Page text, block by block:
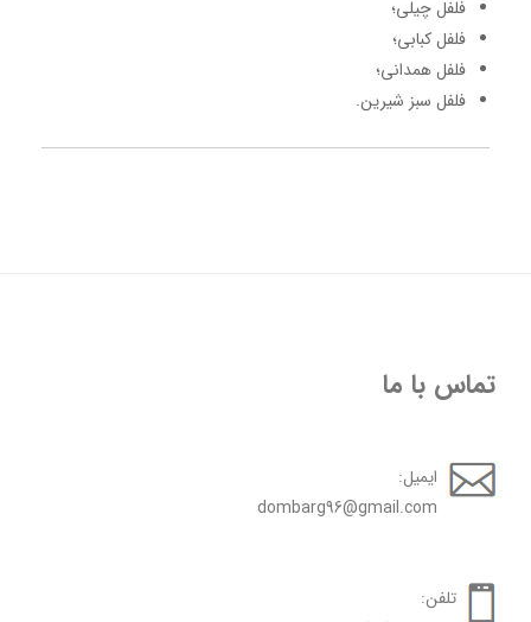
فلفل چیلی؛
فلفل کبابی؛
فلفل همدانی؛
فلفل سبز شیرین.
تماس با ما
ایمیل:
dombarg96@gmail.com
تلفن: